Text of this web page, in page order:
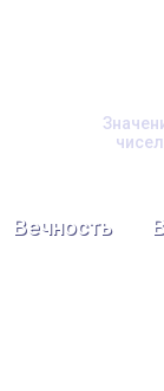
чисел
Вечность